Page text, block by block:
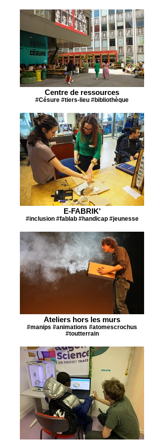
Centre de ressources
#Césure #tiers-lieu #bibliothèque
E-FABRIK'
#inclusion #fablab #handicap #jeunesse
Ateliers hors les murs
#manips #animations #atomescrochus
#toutterrain